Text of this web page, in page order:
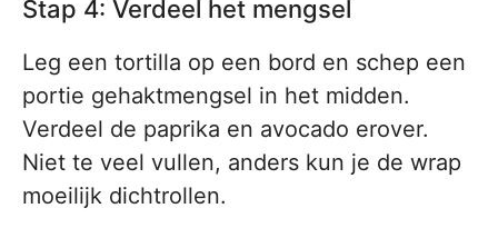
Stap 4: Verdeel het mengsel
Leg een tortilla op een bord en schep een
portie gehaktmengsel in het midden.
Verdeel de paprika en avocado erover.
Niet te veel vullen, anders kun je de wrap
moeilijk dichtrollen.